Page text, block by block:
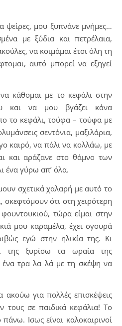
μου ξυπνάνε μνήμες…
με ξύδια και πετρέλαια,
να κοιμάμαι έτσι όλη τη
αυτό μπορεί να εξηγεί
κάθομαι με το κεφάλι στην
και να μου βγάζει κάνα
το κεφάλι, τούφα – τούφα με
σεντόνια, μαξιλάρια,
καιρό, να πάλι να κολλάω, με
και αράζανε στο θάμνο των
ένα γύρω απ’ όλα.
σχετικά χαλαρή με αυτό το
ότι στη χειρότερη
τώρα είμαι στην
μου καραμέλα, έχει σγουρά
εγώ στην ηλικία της. Κι
της ξυρίσω τα ωραία της
ένα τρα λα λά με τη σκέψη να
ακούω για πολλές επισκέψεις
τους σε παιδικά κεφάλια! Το
Ισως είναι καλοκαιρινοί